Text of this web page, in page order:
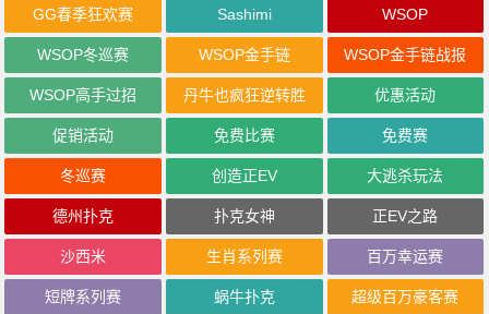
GG春季狂欢赛 Sashimi WSOP
WSOP冬巡赛 WSOP金手链 WSOP金手链战报
WSOP高手过招 丹牛也疯狂逆转胜 优惠活动
促销活动 免费比赛 免费赛
冬巡赛 创造正EV 大逃杀玩法
德州扑克 扑克女神 正EV之路
沙西米 生肖系列赛 百万幸运赛
短牌系列赛 蜗牛扑克 超级百万豪客赛